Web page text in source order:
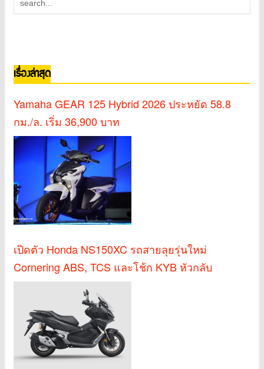
เรื่องล่าสุด
Yamaha GEAR 125 Hybrid 2026 ประหยัด 58.8
กม./ล. เริ่ม 36,900 บาท
เปิดตัว Honda NS150XC รถสายลุยรุ่นใหม่
Cornering ABS, TCS และโช้ก KYB หัวกลับ